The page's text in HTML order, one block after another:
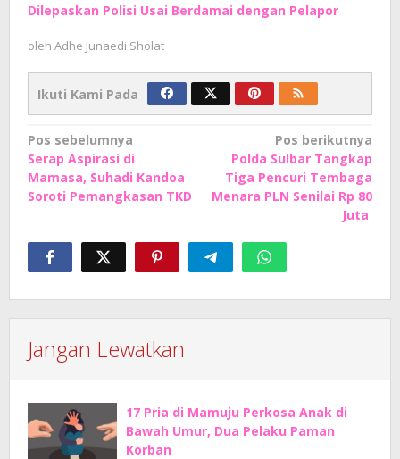
Dilepaskan Polisi Usai Berdamai dengan Pelapor
oleh Adhe Junaedi Sholat
Ikuti Kami Pada
Navigasi
pos
Pos sebelumnya
Serap Aspirasi di
Mamasa, Suhadi Kandoa
Soroti Pemangkasan TKD
Pos berikutnya
Polda Sulbar Tangkap
Tiga Pencuri Tembaga
Menara PLN Senilai Rp 80
Juta
Jangan Lewatkan
17 Pria di Mamuju Perkosa Anak di
Bawah Umur, Dua Pelaku Paman
Korban